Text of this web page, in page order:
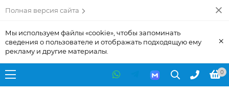
Полная версия сайта
Мы используем файлы «cookie», чтобы запоминать
сведения о пользователе и отображать подходящую ему
рекламу и другие материалы.
×
0